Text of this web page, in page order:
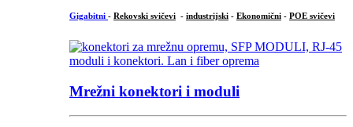
Gigabitni - Rekovski svičevi - industrijski - Ekonomični - POE svičevi
Mrežni konektori i moduli